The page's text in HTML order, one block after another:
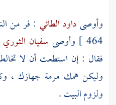
وأوصىداود الطائي : فر من
464 ] وأوصى سفيان الثوري
فقال : إن استطعت أن لا
وليكن همك مرمة جهازك ،
ولزوم البيت .